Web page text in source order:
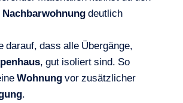
Nachbarwohnungdeutlich
darauf, dass alle Übergänge,
, gut isoliert sind. So
Wohnungvor zusätzlicher
.